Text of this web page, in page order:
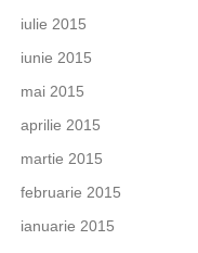
iulie 2015
iunie 2015
mai 2015
aprilie 2015
martie 2015
februarie 2015
ianuarie 2015